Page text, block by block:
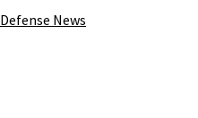
Defense News